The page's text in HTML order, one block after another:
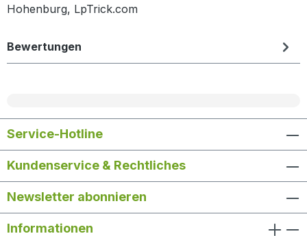
Hohenburg, LpTrick.com
Bewertungen
Service-Hotline
Kundenservice & Rechtliches
Newsletter abonnieren
Informationen